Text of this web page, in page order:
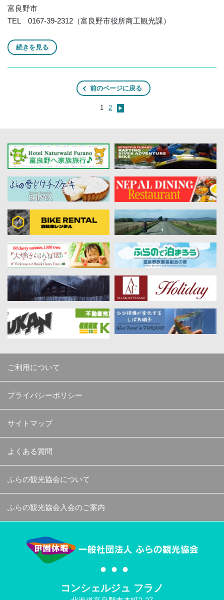
富良野市
TEL 0167-39-2312（富良野市役所商工観光課）
続きを見る
前のページに戻る
1 2 ▶
ご利用について
プライバシーポリシー
サイトマップ
よくある質問
ふらの観光協会について
ふらの観光協会入会のご案内
コンシェルジュ フラノ